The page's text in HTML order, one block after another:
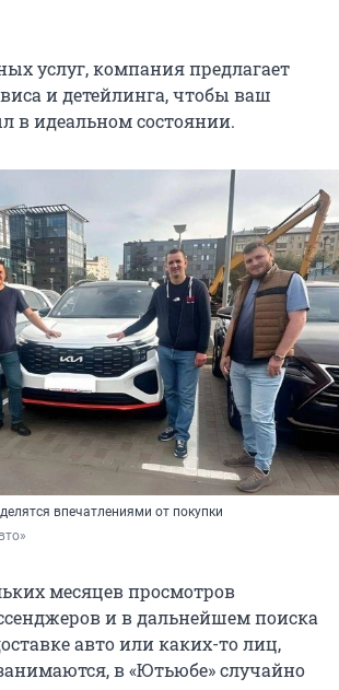
услуг, компания предлагает
и детейлинга, чтобы ваш
в идеальном состоянии.
впечатлениями от покупки
месяцев просмотров
и в дальнейшем поиска
авто или каких-то лиц,
в «Ютьюбе» случайно